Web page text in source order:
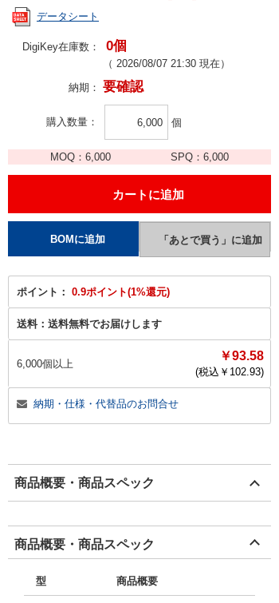
データシート
DigiKey在庫数： 0個
（ 2026/08/07 21:30 現在）
納期： 要確認
購入数量 個
MOQ： 6,000 SPQ：6,000
ポイント： 0.9ポイント(1%還元)
送料： 送料無料でお届けします
6,000個以上
￥93.58
(税込￥ 102.93)
納期・仕様・代替品のお問合せ
商品概要・商品スペック
商品概要・商品スペック
型 商品概要